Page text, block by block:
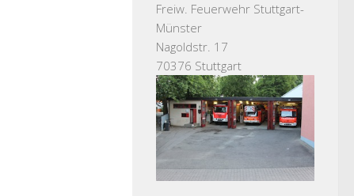
Freiw. Feuerwehr Stuttgart-
Münster
Nagoldstr. 17
70376 Stuttgart